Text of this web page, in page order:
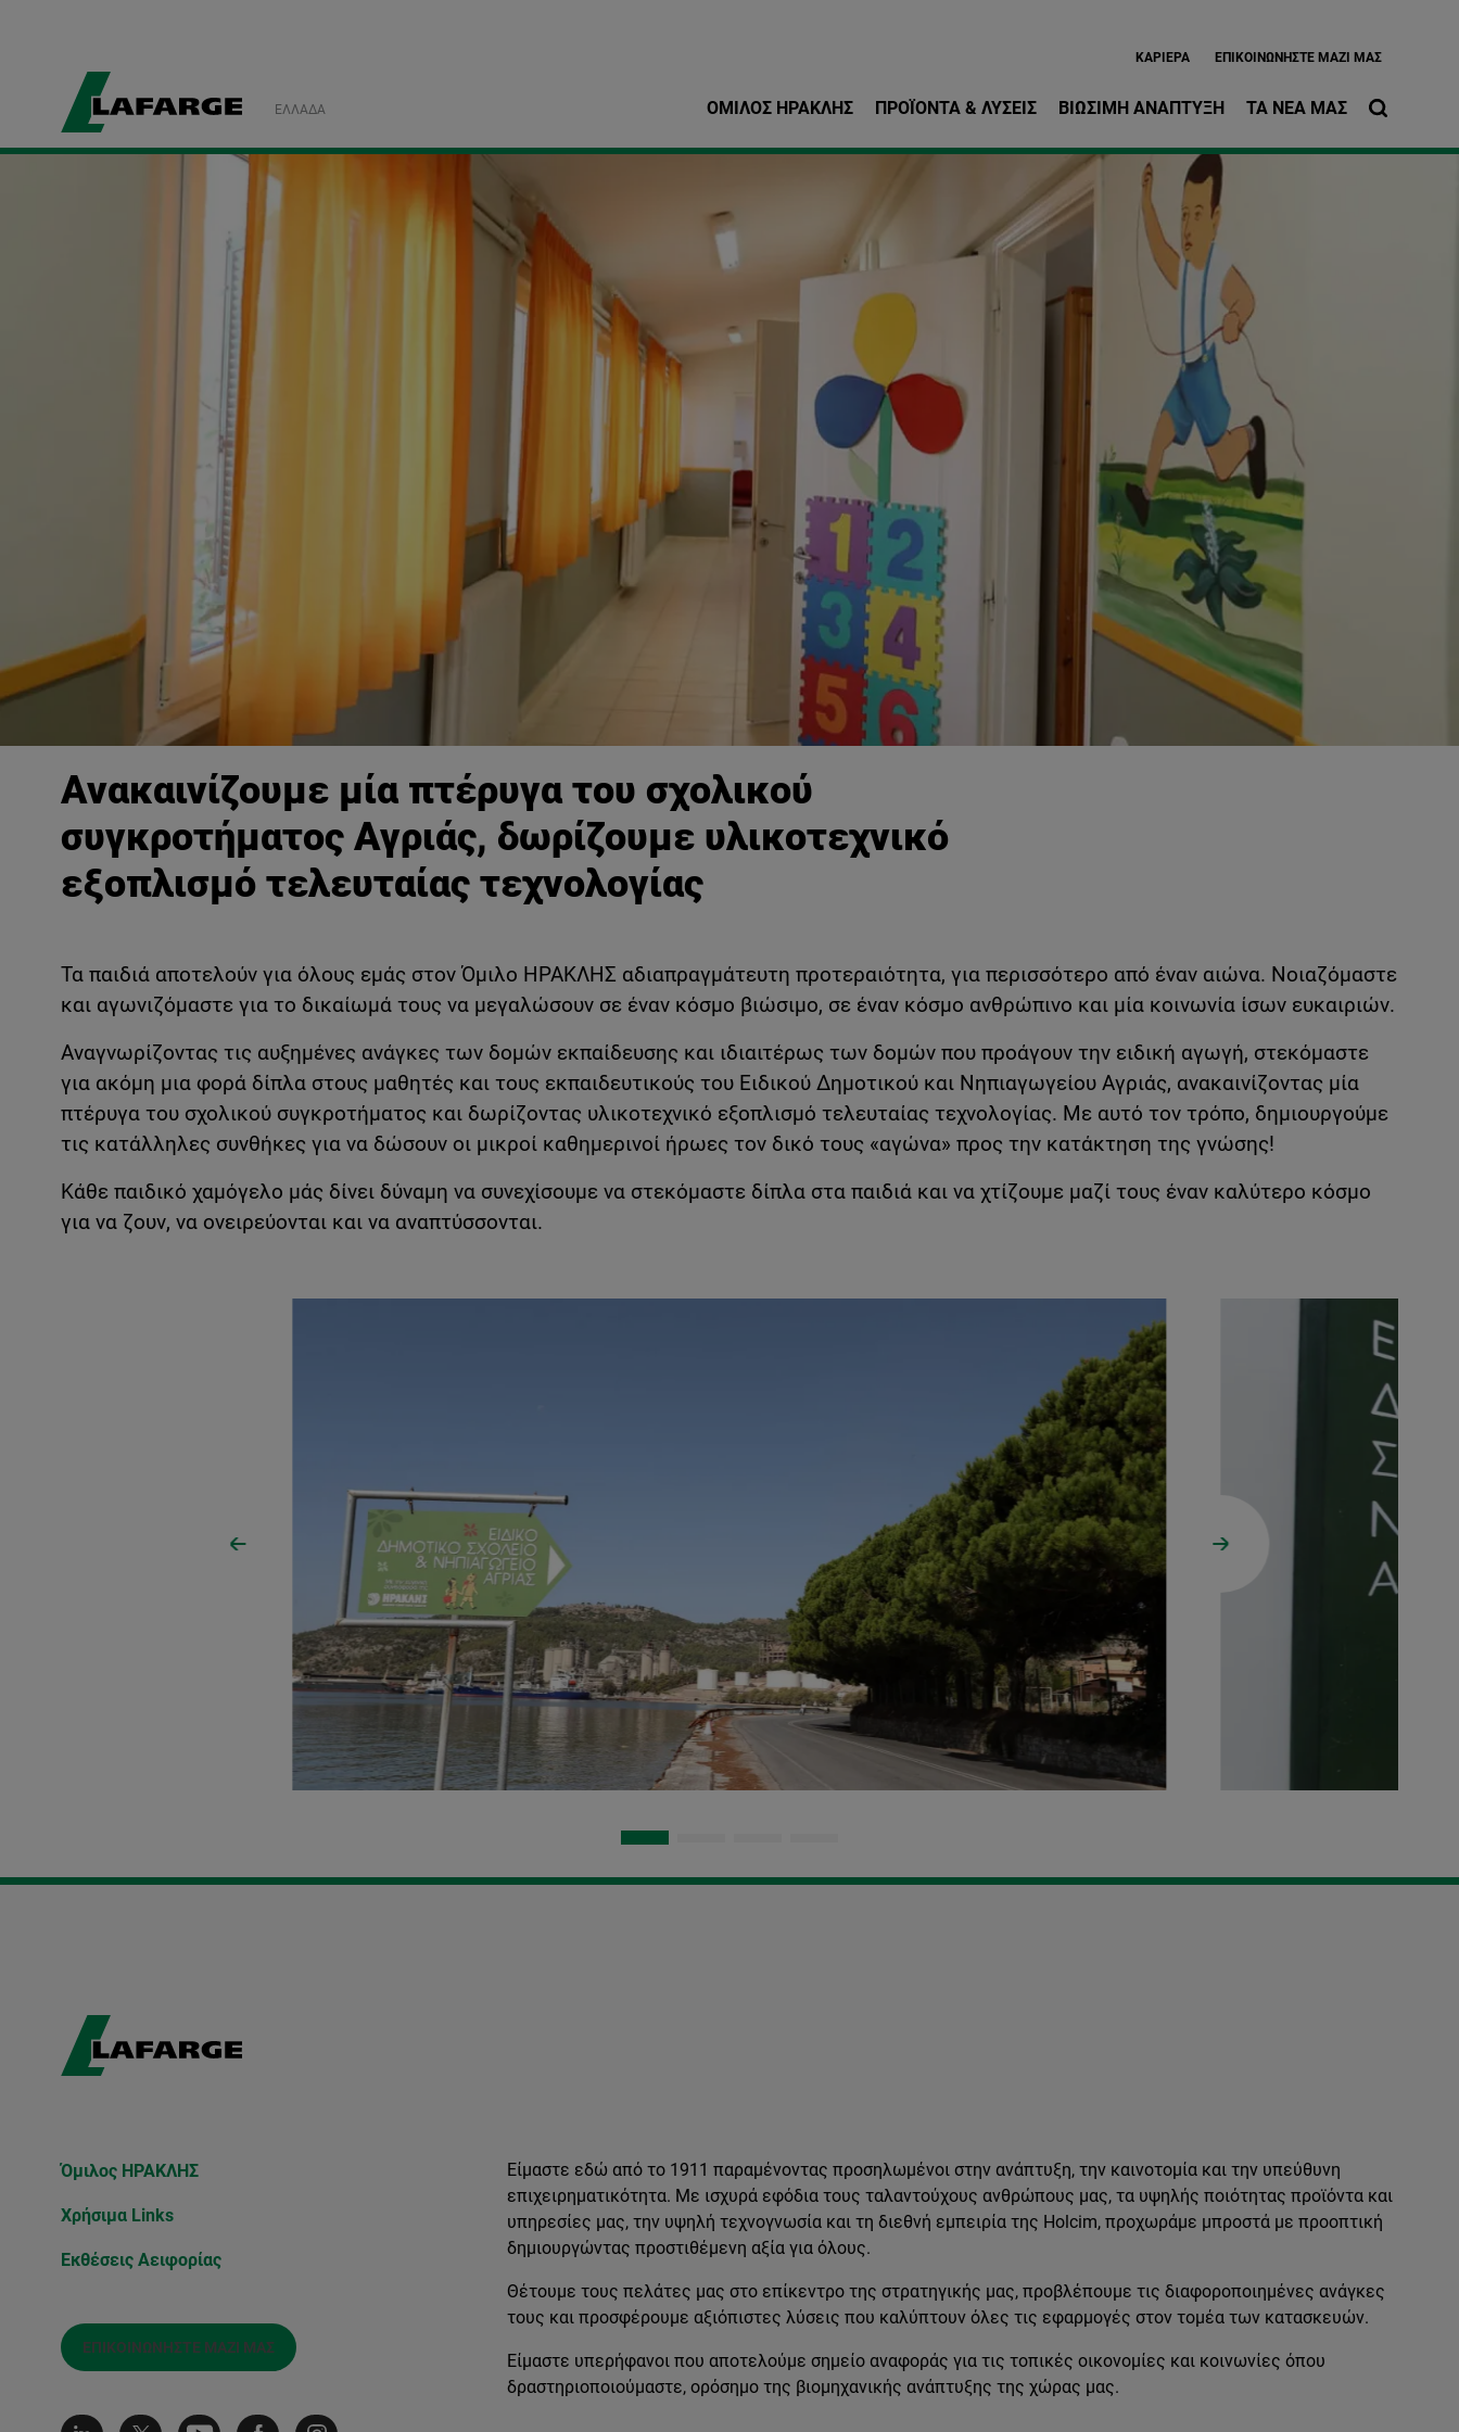
ΕΛΛΆΔΑ
ΚΑΡΙΈΡΑ EΠΙΚΟΙΝΩΝΉΣΤΕ ΜΑΖΊ ΜΑΣ
ΌΜΙΛΟΣ ΗΡΑΚΛΗΣ ΠΡΟΪΌΝΤΑ & ΛΎΣΕΙΣ ΒΙΏΣΙΜΗ ΑΝΆΠΤΥΞΗ ΤΑ ΝΈΑ ΜΑΣ
Ανακαινίζουμε μία πτέρυγα του σχολικού
συγκροτήματος Αγριάς, δωρίζουμε υλικοτεχνικό
εξοπλισμό τελευταίας τεχνολογίας
Τα παιδιά αποτελούν για όλους εμάς στον Όμιλο ΗΡΑΚΛΗΣ αδιαπραγμάτευτη προτεραιότητα, για περισσότερο από έναν αιώνα. Νοιαζόμαστε
και αγωνιζόμαστε για το δικαίωμά τους να μεγαλώσουν σε έναν κόσμο βιώσιμο, σε έναν κόσμο ανθρώπινο και μία κοινωνία ίσων ευκαιριών.
Αναγνωρίζοντας τις αυξημένες ανάγκες των δομών εκπαίδευσης και ιδιαιτέρως των δομών που προάγουν την ειδική αγωγή, στεκόμαστε
για ακόμη μια φορά δίπλα στους μαθητές και τους εκπαιδευτικούς του Ειδικού Δημοτικού και Νηπιαγωγείου Αγριάς, ανακαινίζοντας μία
πτέρυγα του σχολικού συγκροτήματος και δωρίζοντας υλικοτεχνικό εξοπλισμό τελευταίας τεχνολογίας. Με αυτό τον τρόπο, δημιουργούμε
τις κατάλληλες συνθήκες για να δώσουν οι μικροί καθημερινοί ήρωες τον δικό τους «αγώνα» προς την κατάκτηση της γνώσης!
Κάθε παιδικό χαμόγελο μάς δίνει δύναμη να συνεχίσουμε να στεκόμαστε δίπλα στα παιδιά και να χτίζουμε μαζί τους έναν καλύτερο κόσμο
για να ζουν, να ονειρεύονται και να αναπτύσσονται.
Όμιλος ΗΡΑΚΛΗΣ
Χρήσιμα Links
Εκθέσεις Αειφορίας
ΕΠΙΚΟΙΝΩΝΉΣΤΕ ΜΑΖΊ ΜΑΣ
Είμαστε εδώ από το 1911 παραμένοντας προσηλωμένοι στην ανάπτυξη, την καινοτομία και την υπεύθυνη
επιχειρηματικότητα. Με ισχυρά εφόδια τους ταλαντούχους ανθρώπους μας, τα υψηλής ποιότητας προϊόντα και
υπηρεσίες μας, την υψηλή τεχνογνωσία και τη διεθνή εμπειρία της Holcim, προχωράμε μπροστά με προοπτική
δημιουργώντας προστιθέμενη αξία για όλους.
Θέτουμε τους πελάτες μας στο επίκεντρο της στρατηγικής μας, προβλέπουμε τις διαφοροποιημένες ανάγκες
τους και προσφέρουμε αξιόπιστες λύσεις που καλύπτουν όλες τις εφαρμογές στον τομέα των κατασκευών.
Είμαστε υπερήφανοι που αποτελούμε σημείο αναφοράς για τις τοπικές οικονομίες και κοινωνίες όπου
δραστηριοποιούμαστε, ορόσημο της βιομηχανικής ανάπτυξης της χώρας μας.